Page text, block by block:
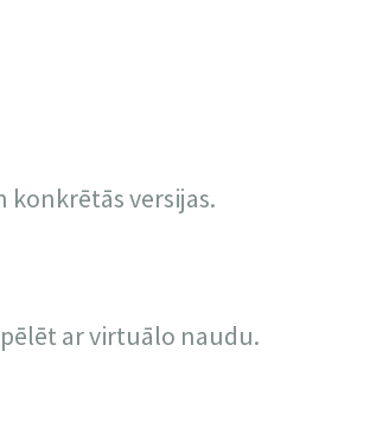
konkrētās versijas.
ar virtuālo naudu.